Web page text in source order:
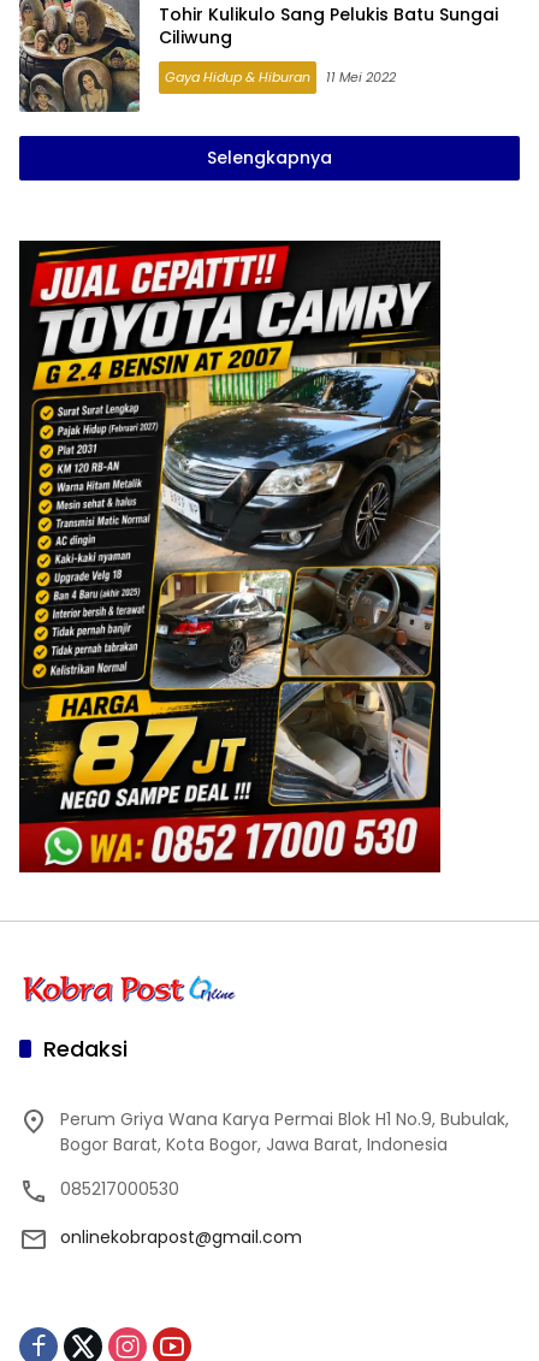
Tohir Kulikulo Sang Pelukis Batu Sungai
Ciliwung
Gaya Hidup & Hiburan 11 Mei 2022
Selengkapnya
Redaksi
Perum Griya Wana Karya Permai Blok H1 No.9, Bubulak,
Bogor Barat, Kota Bogor, Jawa Barat, Indonesia
085217000530
onlinekobrapost@gmail.com